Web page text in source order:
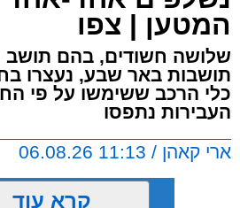
המטען | צפו
שלושה חשודים, בהם תושב
תושבות באר שבע, נעצרו
כלי הרכב ששימשו על פי
העבירות נתפסו
ארי קאהן / 11:13 06.08.26
קרא עוד